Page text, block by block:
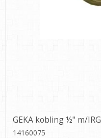
GEKA kobling ½" m/IRG
14160075